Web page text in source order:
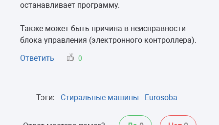
останавливает программу.
Также может быть причина в неисправности
блока управления (электронного контроллера).
Ответить
0
Тэги: Стиральные машины Eurosoba